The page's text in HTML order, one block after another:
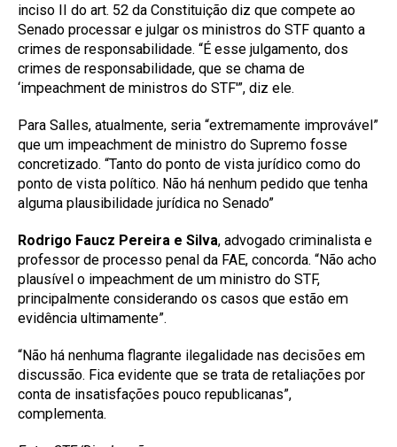
inciso II do art. 52 da Constituição diz que compete ao
Senado processar e julgar os ministros do STF quanto a
crimes de responsabilidade. “É esse julgamento, dos
crimes de responsabilidade, que se chama de
‘impeachment de ministros do STF'”, diz ele.
Para Salles, atualmente, seria “extremamente improvável”
que um impeachment de ministro do Supremo fosse
concretizado. “Tanto do ponto de vista jurídico como do
ponto de vista político. Não há nenhum pedido que tenha
alguma plausibilidade jurídica no Senado”
Rodrigo Faucz Pereira e Silva, advogado criminalista e
professor de processo penal da FAE, concorda. “Não acho
plausível o impeachment de um ministro do STF,
principalmente considerando os casos que estão em
evidência ultimamente”.
“Não há nenhuma flagrante ilegalidade nas decisões em
discussão. Fica evidente que se trata de retaliações por
conta de insatisfações pouco republicanas”,
complementa.